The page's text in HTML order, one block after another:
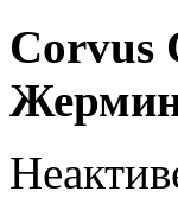
Corvus